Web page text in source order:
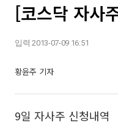
[코스닥 자사
입력 2013-07-09 16:51
황윤주 기자
9일 자사주 신청내역